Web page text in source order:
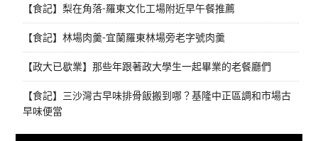
【食記】梨在角落-羅東文化工場附近早午餐推薦
【食記】林場肉羹-宜蘭羅東林場旁老字號肉羹
【政大已歇業】那些年跟著政大學生一起畢業的老餐廳們
【食記】三沙灣古早味排骨飯搬到哪？基隆中正區調和市場古
早味便當